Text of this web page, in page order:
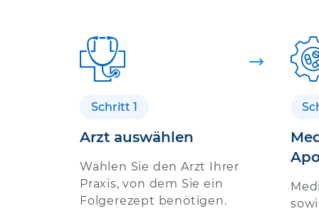
Schritt 1
Arzt auswählen
Wählen Sie den Arzt Ihrer
Praxis, von dem Sie ein
Folgerezept benötigen.